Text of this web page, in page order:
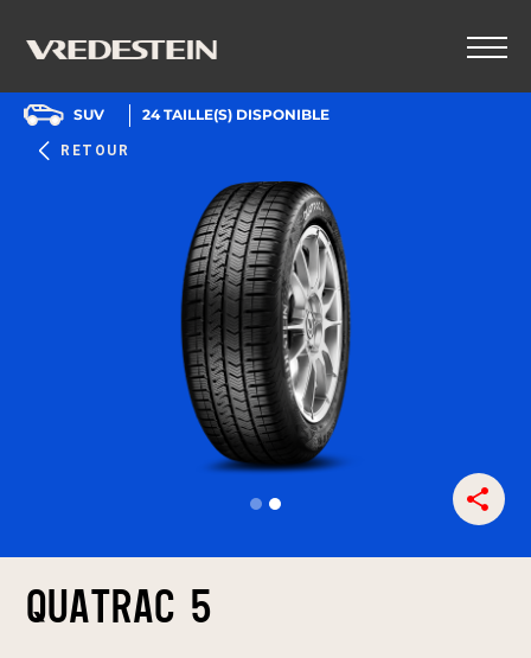
RETOUR
SUV 24TAILLE(S) DISPONIBLE
QUATRAC 5